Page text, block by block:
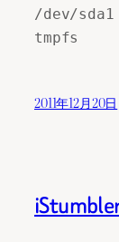
/dev/
2011年12月20日